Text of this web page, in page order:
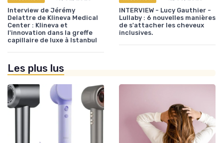
Interview de Jérémy
Delattre de Klineva Medical
Center : Klineva et
l'innovation dans la greffe
capillaire de luxe à Istanbul
INTERVIEW - Lucy Gauthier -
Lullaby : 6 nouvelles manières
de s'attacher les cheveux
inclusives.
Les plus lus